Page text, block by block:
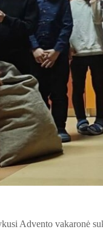
Advento vakaronė